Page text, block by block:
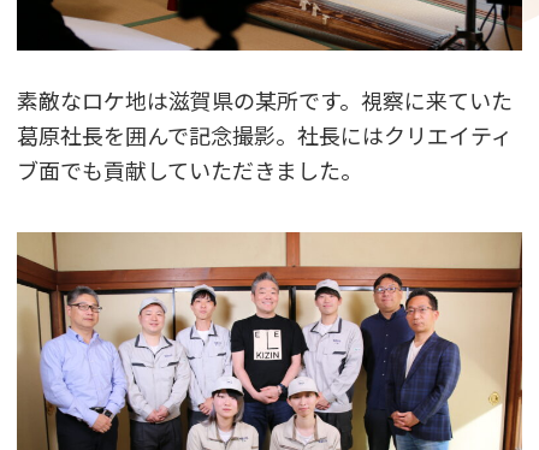
素敵なロケ地は滋賀県の某所です。視察に来ていた
葛原社長を囲んで記念撮影。社長にはクリエイティ
ブ面でも貢献していただきました。